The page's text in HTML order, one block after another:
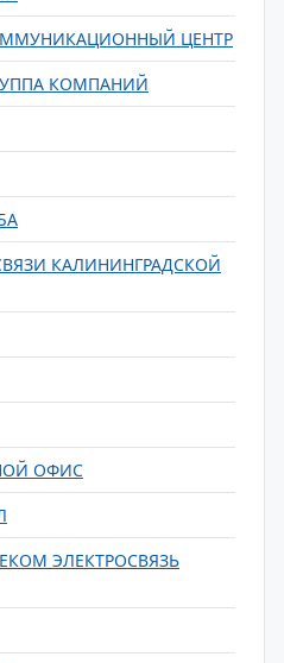
ЦЕНТР
КОМПАНИЙ
КАЛИНИНГРАДСКОЙ
ОФИС
ЭЛЕКТРОСВЯЗЬ